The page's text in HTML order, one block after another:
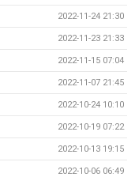
2022-11-24 21:30
2022-11-23 21:33
2022-11-15 07:04
2022-11-07 21:45
2022-10-24 10:10
2022-10-19 07:22
2022-10-13 19:15
2022-10-06 06:49